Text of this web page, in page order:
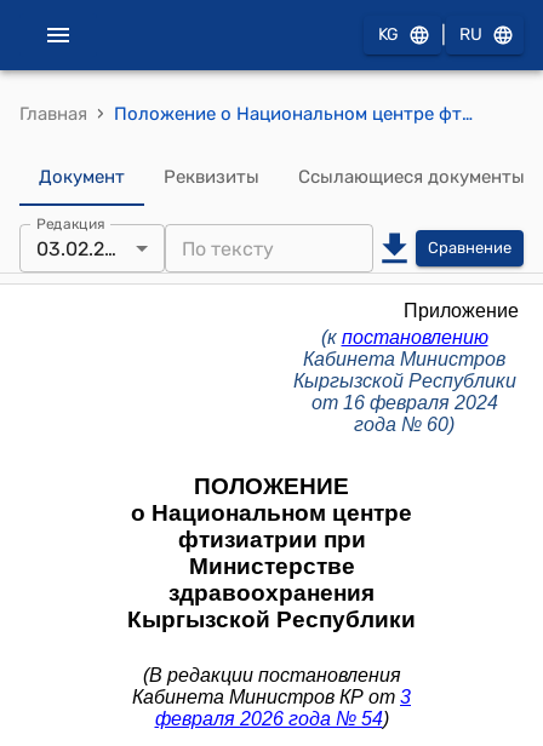
KG RU
Главная › Положение о Национальном центре фтизиатрии при Министерстве здравоохранения КР (к постановлению Кабинета Министров Кыргызской Республики от 16 февраля 2024 года № 60)
Документ Реквизиты Ссылающиеся документы
Редакция
03.02.2026 Сравнение